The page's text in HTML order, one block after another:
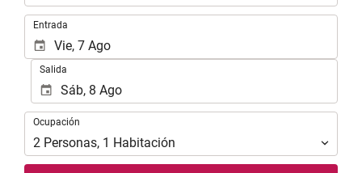
Entrada
Salida
Ocupación
Ocupación
2 Personas, 1 Habitación